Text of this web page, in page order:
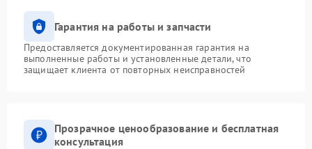
Гарантия на работы и запчасти
Предоставляется документированная гарантия на
выполненные работы и установленные детали, что
защищает клиента от повторных неисправностей
Прозрачное ценообразование и бесплатная
консультация